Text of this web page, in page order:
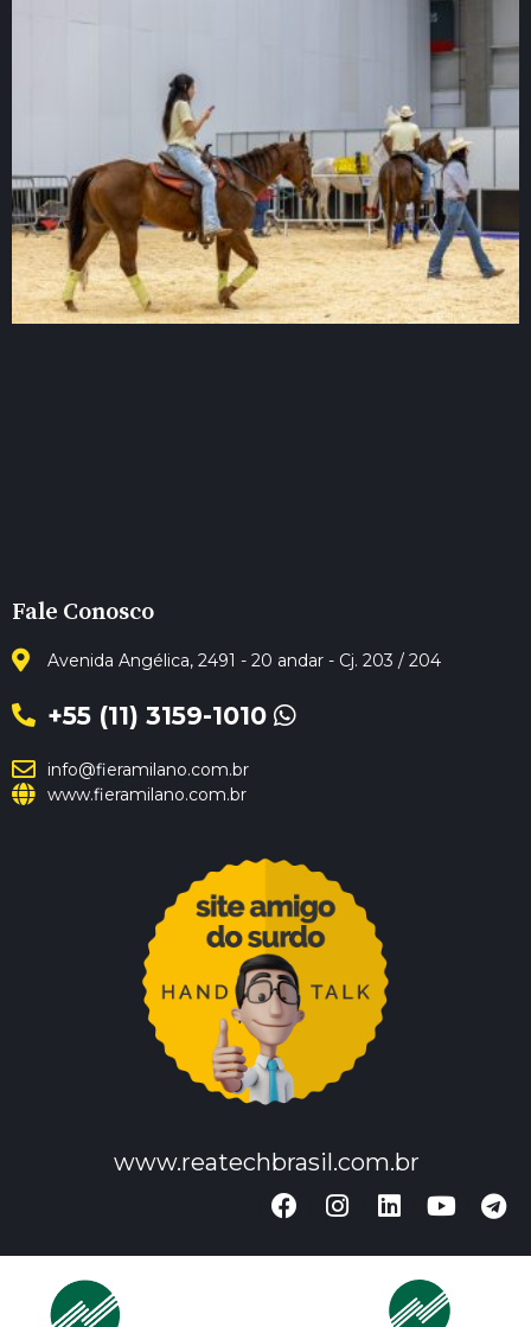
Fale Conosco
Avenida Angélica, 2491 - 20 andar - Cj. 203 / 204
+55 (11) 3159-1010
info@fieramilano.com.br
www.fieramilano.com.br
www.reatechbrasil.com.br